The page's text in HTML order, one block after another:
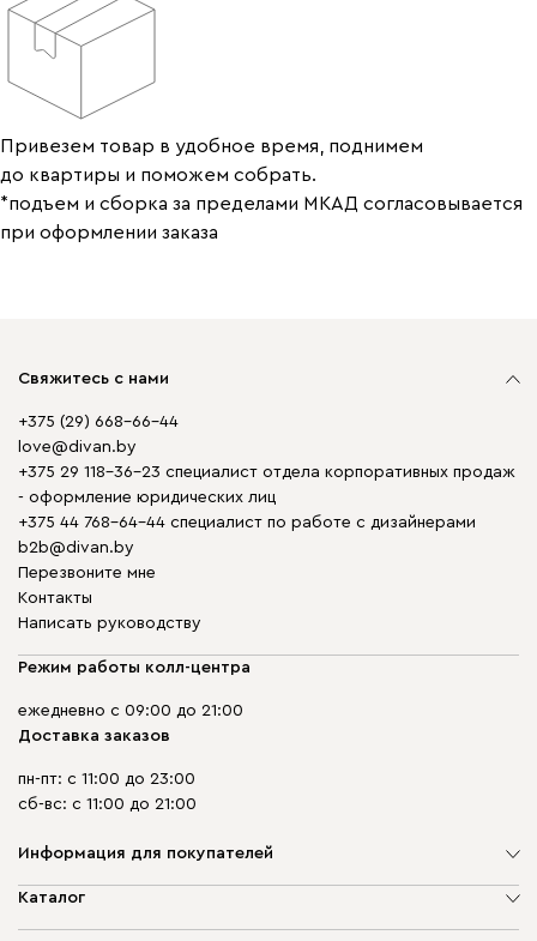
Привезем товар в удобное время, поднимем
до квартиры и поможем собрать.
*подъем и сборка за пределами МКАД согласовывается
при оформлении заказа
Свяжитесь с нами
+375 (29) 668-66-44
love@divan.by
+375 29 118-36-23 специалист отдела корпоративных продаж
- оформление юридических лиц
+375 44 768-64-44 специалист по работе с дизайнерами
b2b@divan.by
Перезвоните мне
Контакты
Написать руководству
Режим работы колл-центра
ежедневно с 09:00 до 21:00
Доставка заказов
пн-пт: с 11:00 до 23:00
сб-вс: с 11:00 до 21:00
Информация для покупателей
О компании
Каталог